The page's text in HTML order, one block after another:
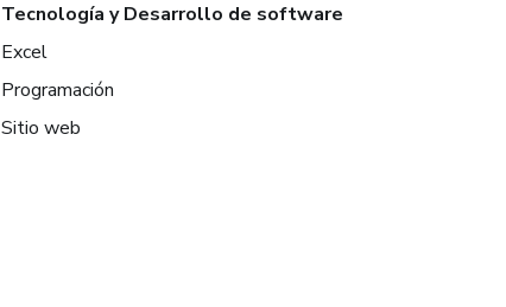
Tecnología y Desarrollo de software
Excel
Programación
Sitio web